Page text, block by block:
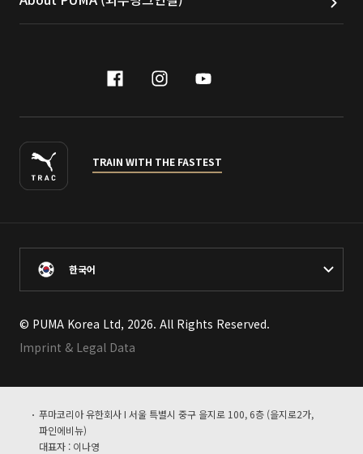
facebook
instagram
youtube
TRAIN WITH THE FASTEST
한국어
© PUMA Korea Ltd, 2026. All Rights Reserved.
Imprint & Legal Data
푸마코리아 유한회사 I 서울 특별시 중구 을지로 100, 6층 (을지로2가,
파인에비뉴)
대표자 : 이나영